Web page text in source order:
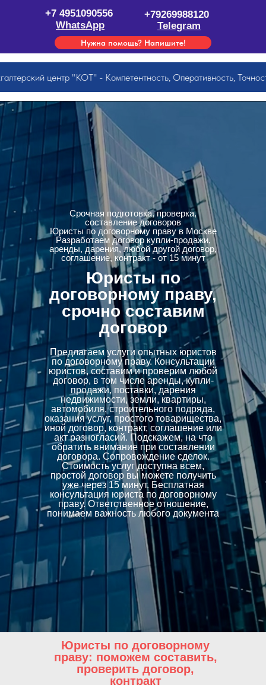
+79269988120
+7 4951090556
WhatsApp
Telegram
Нужна помощь? Напишите!
центр "КОТ" - Компетентность, Оперативность, Точность
Юристы по
договорному праву,
срочно составим
договор
Предлагаем услуги опытных юристов
по договорному праву. Консультации
юристов, составим и проверим любой
договор, в том числе аренды, купли-
продажи, поставки, дарения
недвижимости, земли, квартиры,
автомобиля, строительного подряда,
оказания услуг, простого товарищества,
иной договор, контракт, соглашение или
акт разногласий. Подскажем, на что
обратить внимание при составлении
договора. Сопровождение сделок.
Стоимость услуг доступна всем,
простой договор вы можете получить
уже через 15 минут. Бесплатная
консультация юриста по договорному
праву. Ответственное отношение,
понимаем важность любого документа
Срочная подготовка, проверка,
составление договоров
Юристы по договорному праву в Москве
Разработаем договор купли-продажи,
аренды, дарения, любой другой договор,
соглашение, контракт - от 15 минут
Юристы по договорному
праву: поможем составить,
проверить договор,
контракт